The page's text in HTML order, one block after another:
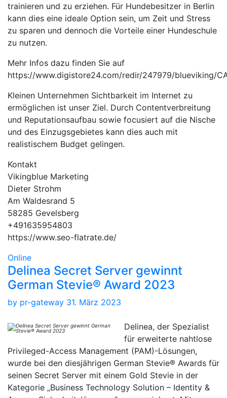
trainieren und zu erziehen. Für Hundebesitzer in Berlin
kann dies eine ideale Option sein, um Zeit und Stress
zu sparen und dennoch die Vorteile einer Hundeschule
zu nutzen.
Mehr Infos dazu finden Sie auf
https://www.digistore24.com/redir/247979/blueviking/
Kleinen Unternehmen Sichtbarkeit im Internet zu
ermöglichen ist unser Ziel. Durch Contentverbreitung
und Reputationsaufbau sowie focusiert auf die Nische
und des Einzugsgebietes kann dies auch mit
realistischem Budget gelingen.
Kontakt
Vikingblue Marketing
Dieter Strohm
Am Waldesrand 5
58285 Gevelsberg
+491635954803
https://www.seo-flatrate.de/
Online
Delinea Secret Server gewinnt
German Stevie® Award 2023
by pr-gateway 31. März 2023
Delinea, der Spezialist
für erweiterte nahtlose
Privileged-Access Management (PAM)-Lösungen,
wurde bei den diesjährigen German Stevie® Awards für
seinen Secret Server mit einem Gold Stevie in der
Kategorie „Business Technology Solution – Identity &